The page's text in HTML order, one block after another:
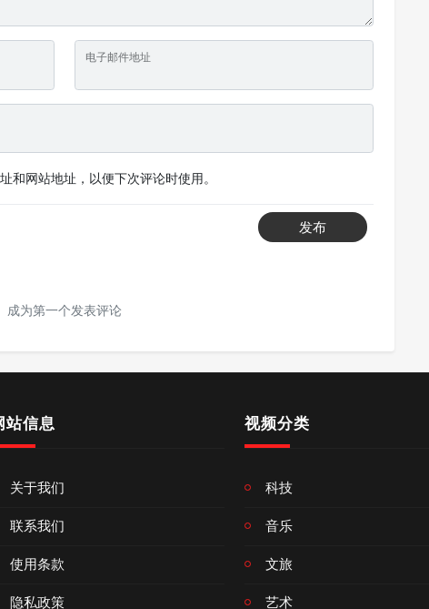
电子邮件地址
和网站地址，以便下次评论时使用。
发布
成为第一个发表评论
站信息
关于我们
联系我们
使用条款
隐私政策
视频分类
科技
音乐
文旅
艺术